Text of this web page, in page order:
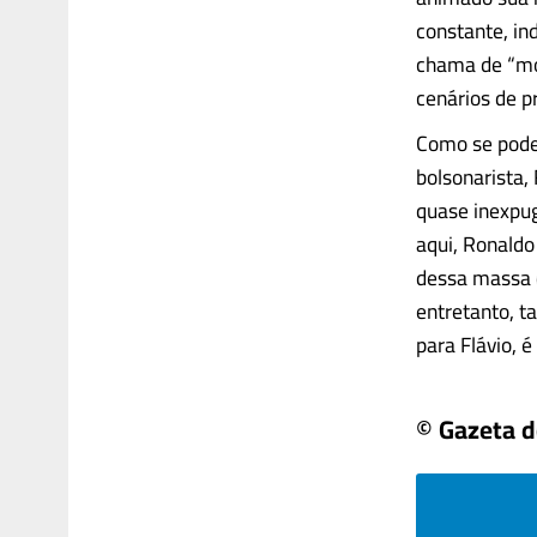
constante,
chama de
cenários de
Como se
quase
aqui,
dessa
entretanto,
para Flávio,
© Gazeta